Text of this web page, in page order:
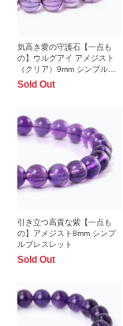
気高き愛の守護石【一点も
の】ウルグアイ アメジスト
（クリア）9mm シンプルブ
レスレット
Sold Out
引き立つ高貴な紫【一点も
の】アメジスト8mm シンプ
ルブレスレット
Sold Out